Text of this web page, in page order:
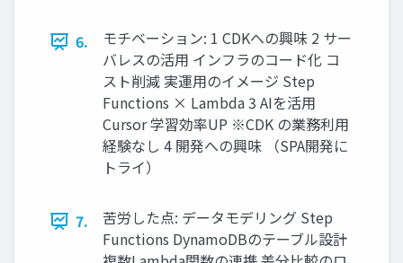
6.
モチベーション: 1 CDKへの興味 2 サー
バレスの活⽤ インフラのコード化 コ
スト削減 実運⽤のイメージ Step
Functions × Lambda 3 AIを活⽤
Cursor 学習効率UP ※CDK の業務利⽤
経験なし 4 開発への興味 （SPA開発に
トライ）
7.
苦労した点: データモデリング Step
Functions DynamoDBのテーブル設計